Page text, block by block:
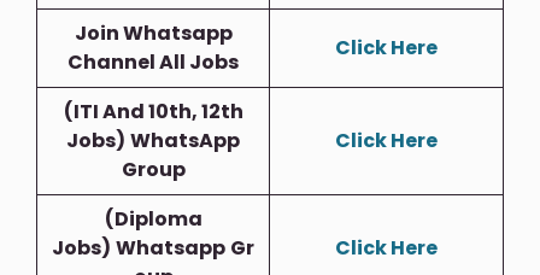
Join Whatsapp
Channel All Jobs
Click Here
(ITI And 10th, 12th
Jobs) WhatsApp
Group
Click Here
(Diploma
Jobs) Whatsapp Gr
Click Here